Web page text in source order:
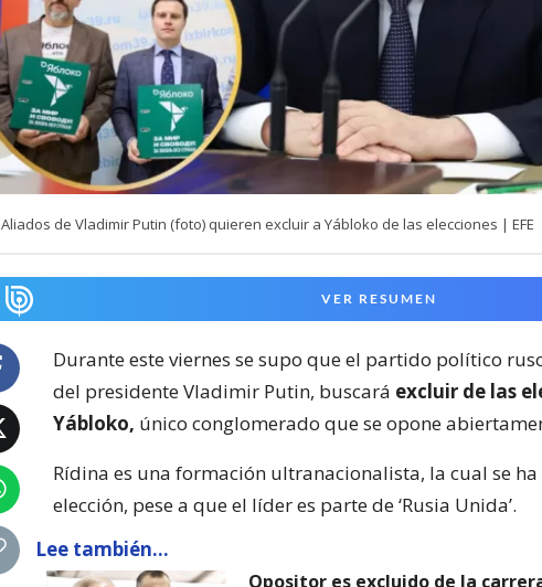
Aliados de Vladimir Putin (foto) quieren excluir a Yábloko de las elecciones | EFE
VER RESUMEN
Durante este viernes se supo que el partido político
del presidente Vladimir Putin, buscará excluir de las
Yábloko, único conglomerado que se opone
Rídina es una formación ultranacionalista, la cual se
elección, pese a que el líder es parte de ‘Rusia Unida’.
Lee también...
Opositor es excluido de la